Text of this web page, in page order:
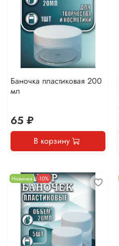
Баночка пластиковая 200
мл
65 ₽
В корзину
Новинка -10%